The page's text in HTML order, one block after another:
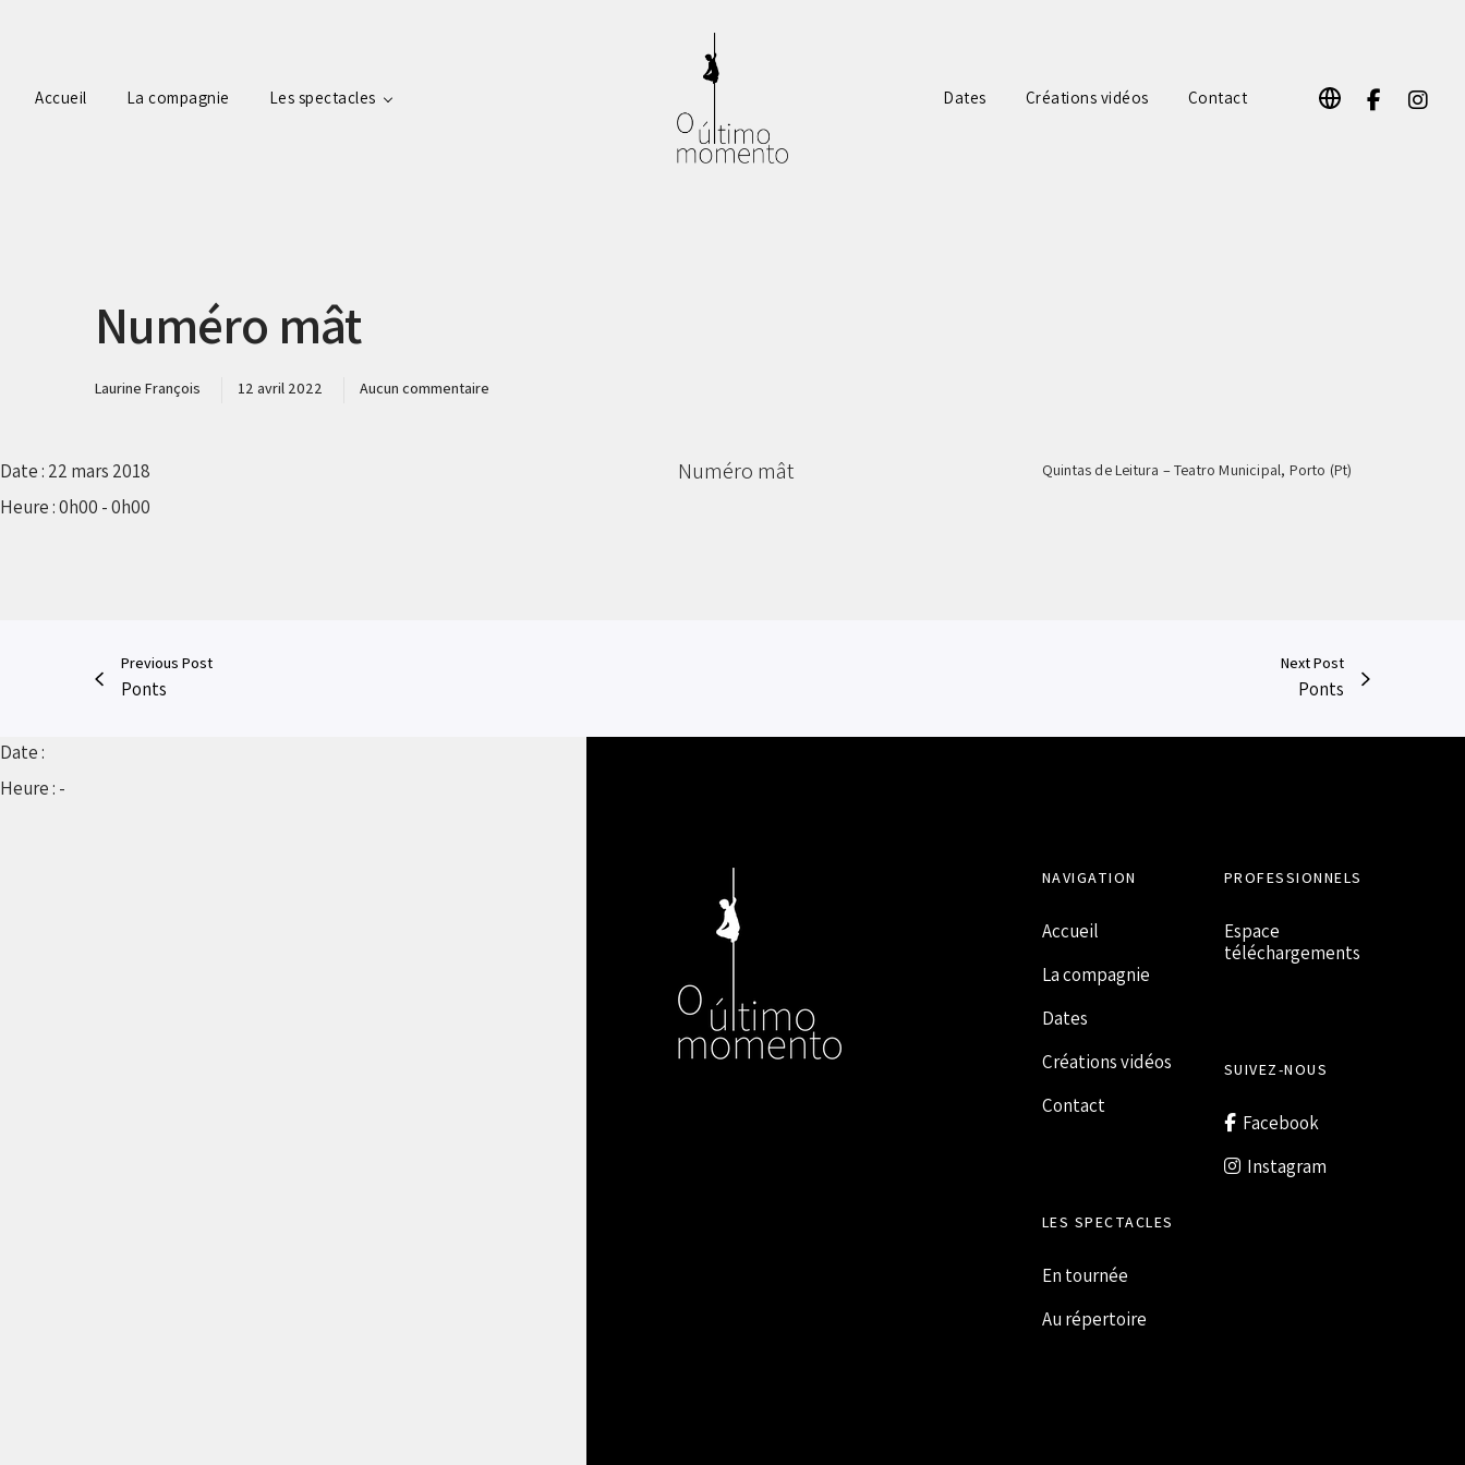
Accueil La compagnie Les spectacles Dates Créations vidéos Contact F
a
I
Numéro mât
Laurine François 12 avril 2022 Aucun commentaire
Date : 22 mars 2018
Heure :0h00 - 0h00
Numéro mât Quintas de Leitura – Teatro Municipal, Porto (Pt)
Previous Post
Ponts
Next Post
Ponts
Date :
Heure : -
NAVIGATION
Accueil
La compagnie
Dates
Créations vidéos
Contact
LES SPECTACLES
En tournée
Au répertoire
PROFESSIONNELS
Espace
téléchargements
SUIVEZ-NOUS
Facebook
Instagram